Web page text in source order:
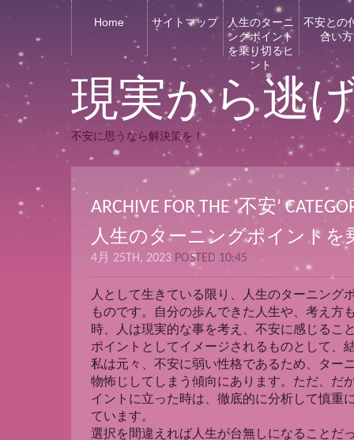
Home サイトマップ
人生のターニ
ングポイント
を乗り切るヒ
ント
不安との
合い方
現実から逃
不安に思うなら解決策を！
ARCHIVE FOR THE ‘不安’
人生のターニングポイントを
4月 25TH, 2023 POSTED 10:45
人として生きている限り、人生のターニング
ものです。自分の歩んできた人生や、考え方
時、人は現実的な事を考え、不安に感じるこ
ポイントとしてイメージされるものとして、
私は元々、不安に弱い性格であるため、ター
物怖じしてしまう傾向にあります。ただ、だ
イントに立った時は、徹底的に分析して慎重
ています。
選択を間違えれば人生が台無しになることだ